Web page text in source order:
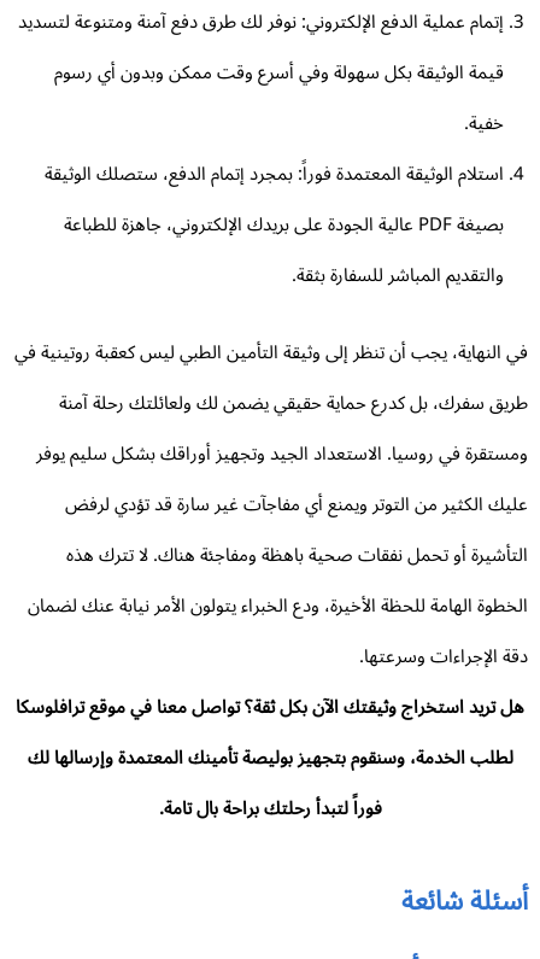
إتمام عملية الدفع الإلكتروني: نوفر لك طرق دفع آمنة ومتنوعة لتسديد
قيمة الوثيقة بكل سهولة وفي أسرع وقت ممكن وبدون أي رسوم
خفية.
استلام الوثيقة المعتمدة فوراً: بمجرد إتمام الدفع، ستصلك الوثيقة
بصيغة PDF عالية الجودة على بريدك الإلكتروني، جاهزة للطباعة
والتقديم المباشر للسفارة بثقة.
النهاية، يجب أن تنظر إلى وثيقة التأمين الطبي ليس كعقبة روتينية في
سفرك، بل كدرع حماية حقيقي يضمن لك ولعائلتك رحلة آمنة
في روسيا. الاستعداد الجيد وتجهيز أوراقك بشكل سليم يوفر
الكثير من التوتر ويمنع أي مفاجآت غير سارة قد تؤدي لرفض
أو تحمل نفقات صحية باهظة ومفاجئة هناك. لا تترك هذه
الهامة للحظة الأخيرة، ودع الخبراء يتولون الأمر نيابة عنك لضمان
الإجراءات وسرعتها.
تريد استخراج وثيقتك الآن بكل ثقة؟ تواصل معنا في موقع ترافلوسكا
لطلب الخدمة، وسنقوم بتجهيز بوليصة تأمينك المعتمدة وإرسالها لك
فوراً لتبدأ رحلتك براحة بال تامة.
شائعة